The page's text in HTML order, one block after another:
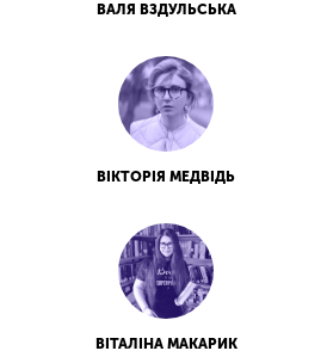
ВАЛЯ ВЗДУЛЬСЬКА
ВІКТОРІЯ МЕДВІДЬ
ВІТАЛІНА МАКАРИК